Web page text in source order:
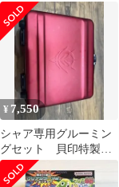
¥ 7,550
シャア専用グルーミン
グセット 貝印特製
貝印キャンペーン商
品 非売品